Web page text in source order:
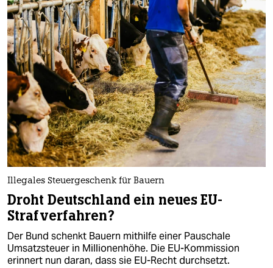
Illegales Steuergeschenk für Bauern
Droht Deutschland ein neues EU-
Strafverfahren?
Der Bund schenkt Bauern mithilfe einer Pauschale
Umsatzsteuer in Millionenhöhe. Die EU-Kommission
erinnert nun daran, dass sie EU-Recht durchsetzt.